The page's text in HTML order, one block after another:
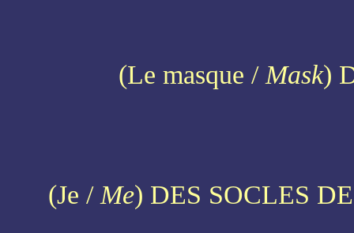
(Le masque / Mask)
(Je / Me) DES SOCLES